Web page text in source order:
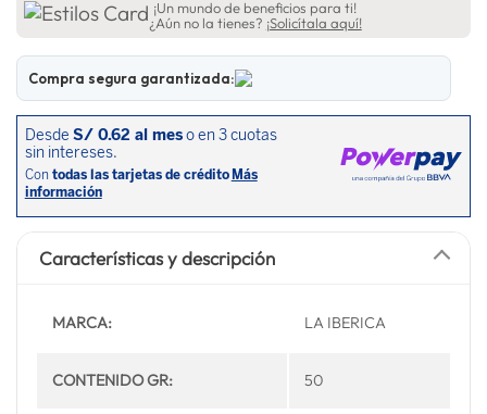
¡Un mundo de beneficios para ti!
¿Aún no la tienes? ¡Solicítala aquí!
Compra segura garantizada:
Características y descripción
MARCA: LA IBERICA
CONTENIDO GR: 50